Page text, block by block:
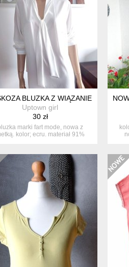
BLUZKA Z WIĄZANIEM NOWA
Uptown girl
30 zł
marki fart mode, nowa z
kolor; ecru. materiał 91%